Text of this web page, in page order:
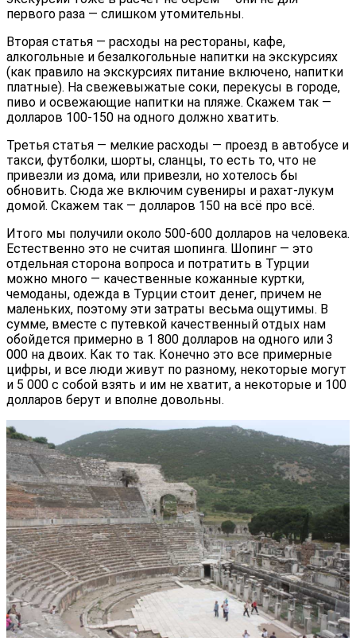
первого раза — слишком утомительны.
Вторая статья — расходы на рестораны, кафе,
алкогольные и безалкогольные напитки на экскурсиях
(как правило на экскурсиях питание включено, напитки
платные). На свежевыжатые соки, перекусы в городе,
пиво и освежающие напитки на пляже. Скажем так —
долларов 100-150 на одного должно хватить.
Третья статья — мелкие расходы — проезд в автобусе и
такси, футболки, шорты, сланцы, то есть то, что не
привезли из дома, или привезли, но хотелось бы
обновить. Сюда же включим сувениры и рахат-лукум
домой. Скажем так — долларов 150 на всё про всё.
Итого мы получили около 500-600 долларов на человека.
Естественно это не считая шопинга. Шопинг — это
отдельная сторона вопроса и потратить в Турции
можно много — качественные кожанные куртки,
чемоданы, одежда в Турции стоит денег, причем не
маленьких, поэтому эти затраты весьма ощутимы. В
сумме, вместе с путевкой качественный отдых нам
обойдется примерно в 1 800 долларов на одного или 3
000 на двоих. Как то так. Конечно это все примерные
цифры, и все люди живут по разному, некоторые могут
и 5 000 с собой взять и им не хватит, а некоторые и 100
долларов берут и вполне довольны.